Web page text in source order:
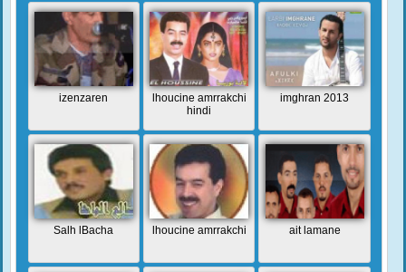
izenzaren
lhoucine amrrakchi
hindi
imghran 2013
Salh lBacha lhoucine amrrakchi ait lamane